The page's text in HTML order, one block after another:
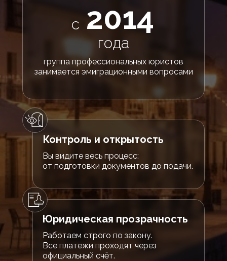
года
группа профессиональных юристов
занимается эмиграционными вопросами
2014
с
Вы видите весь процесс:
от подготовки документов до подачи.
Контроль и открытость
Работаем строго по закону.
Все платежи проходят через
официальный счёт.
Юридическая прозрачность